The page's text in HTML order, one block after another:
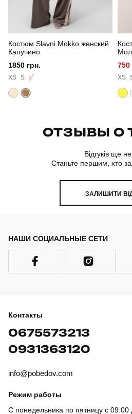
Костюм Slavni Mokko женский
Капучино
1850 грн.
XS S M
750
XS
ОТЗЫВЫ О
Відгуків ще
Станьте першим, хто
ЗАЛИШИТИ
НАШИ СОЦИАЛЬНЫЕ СЕТИ
Контакты
0675573213
0931363120
info@pobedov.com
Режим работы
С понедельника по пятницу с 09:00